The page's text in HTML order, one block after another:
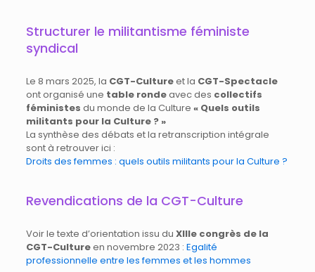
Structurer le militantisme féministe
syndical
Le 8 mars 2025, la CGT-Cultureet la CGT-Spectacle
ont organisé une table rondeavec des collectifs
féministes du monde de la Culture « Quels outils
militants pour la Culture ? »
La synthèse des débats et la retranscription intégrale
sont à retrouver ici :
Droits des femmes : quels outils militants pour la Culture ?
Revendications de la CGT-Culture
Voir le texte d’orientation issu du XIIIe congrès de la
CGT-Cultureen novembre 2023 : Egalité
professionnelle entre les femmes et les hommes